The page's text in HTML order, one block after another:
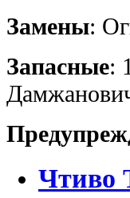
Замены:
Запасные:
Чтиво